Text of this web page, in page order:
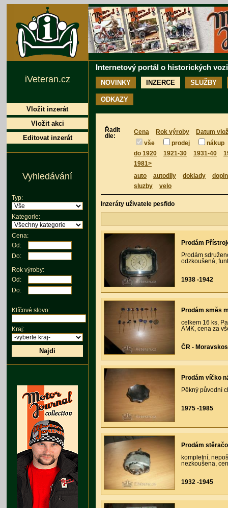
Internetový portál o historických
NOVINKY INZERCE SLUŽBY
ODKAZY
Řadit
dle:
Cena Rok výroby
Datum
vše
prodej
nákup
do 1920
1921-30 1931-40
1981>
auto
autodily doklady
sluzby
velo
Inzeráty uživatele pesfido
Prodám
Prodám
odzkoušená,
1938 -1942
Prodám směs
celkem 16 ks,
AMK, cena za
ČR -
Prodám víčko
Pěkný původní
1975 -1985
Prodám
kompletní,
nezkoušena,
1932 -1945
iVeteran.cz
Vložit inzerát
Vložit akci
Editovat inzerát
Vyhledávání
Typ:
Kategorie:
Cena:
Od:
Do:
Rok výroby:
Od:
Do:
Klíčové slovo:
Kraj:
Najdi